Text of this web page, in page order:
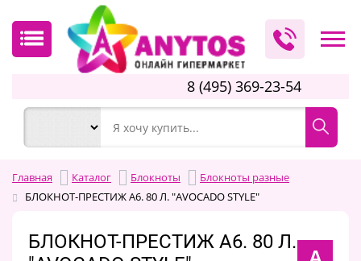
8 (495) 369-23-54
Главная Каталог Блокноты
Блокноты разные
БЛОКНОТ-ПРЕСТИЖ А6. 80 Л. "AVOCADO STYLE"
БЛОКНОТ-ПРЕСТИЖ А6. 80 Л.